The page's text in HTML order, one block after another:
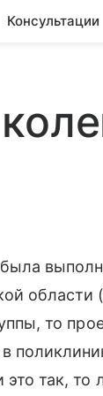
Консультации
области
то
так, то